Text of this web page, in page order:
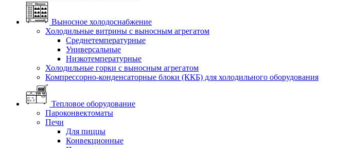
Выносное холодоснабжение
Холодильные витрины с выносным агрегатом
Среднетемпературные
Универсальные
Низкотемпературные
Холодильные горки с выносным агрегатом
Компрессорно-конденсаторные блоки (ККБ) для холодильного оборудования
Тепловое оборудование
Пароконвектоматы
Печи
Для пиццы
Конвекционные